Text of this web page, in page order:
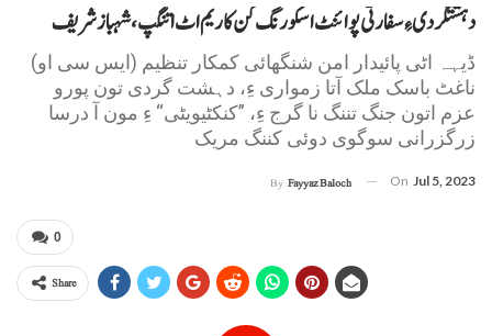
دہشتگردی ءِ سفارتی پوائنٹ اسکورنگ کن کاریم اٹ اتنگپ، شہباز شریف
ڈیہہ اٹی پائیدار امن شنگھائی کمکار تنظیم (ایس سی او)
ناغٹ باسک ملک آتا زمواری ءِ، دہشت گردی تون پورو
عزم اتون جنگ تننگ نا گرج ءِ، ”کنکٹیویٹی“ ءِ مون آ درسا
زرگزرانی سوگوی دوئی کننگ مریک
By Fayyaz Baloch On Jul 5, 2023
0
Share